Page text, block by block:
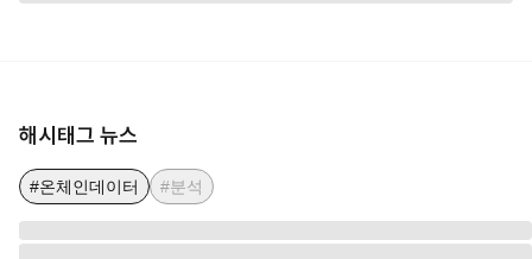
해시태그 뉴스
#온체인데이터 #분석